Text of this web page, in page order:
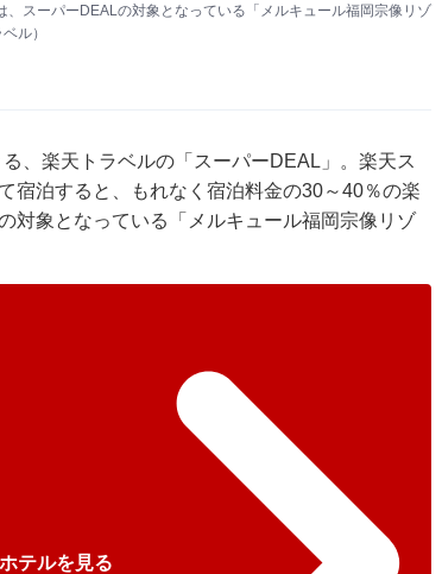
スーパーDEALの対象となっている「メルキュール福岡宗像リゾ
ル）
、 楽天トラベルの「スーパーDEAL」。楽天ス
宿泊すると、もれなく宿泊料金の30～40％の楽
対象となっている「メルキュール福岡宗像リゾ
テルを見る